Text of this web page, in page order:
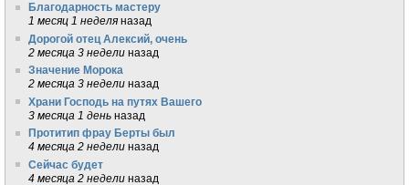
Благодарность мастеру
1 месяц 1 неделя назад
Дорогой отец Алексий, очень
2 месяца 3 недели назад
Значение Морока
2 месяца 3 недели назад
Храни Господь на путях Вашего
3 месяца 1 день назад
Протитип фрау Берты был
4 месяца 2 недели назад
Сейчас будет
4 месяца 2 недели назад